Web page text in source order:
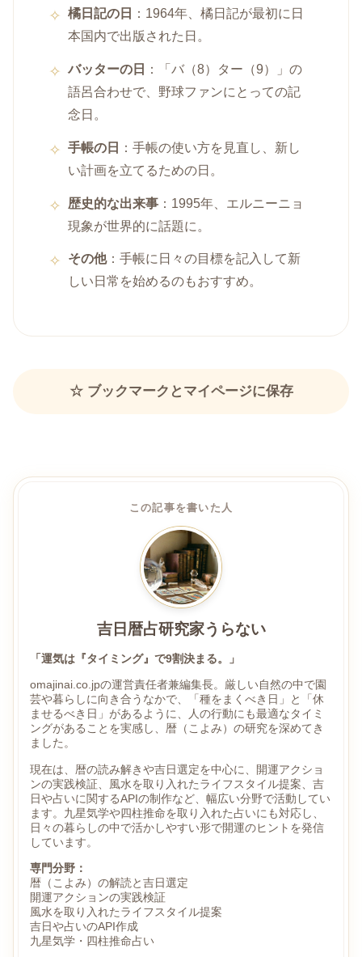
橘日記の日
：1964年、橘日記が最初に日
本国内で出版された日。
バッターの日
：「バ（8）ター（9）」の
語呂合わせで、野球ファンにとっての記
念日。
手帳の日
：手帳の使い方を見直し、新し
い計画を立てるための日。
歴史的な出来事 ：1995年、エルニーニョ
現象が世界的に話題に。
その他：手帳に日々の目標を記入して新
しい日常を始めるのもおすすめ。
☆ ブックマークとマイページに保存
この記事を書いた人
吉日暦占研究家うらない
「運気は『タイミング』で9割決まる。」
omajinai.co.jpの運営責任者兼編集長。厳しい自然の中で園
芸や暮らしに向き合うなかで、「種をまくべき日」と「休
ませるべき日」があるように、人の行動にも最適なタイミ
ングがあることを実感し、暦（こよみ）の研究を深めてき
ました。
現在は、暦の読み解きや吉日選定を中心に、開運アクショ
ンの実践検証、風水を取り入れたライフスタイル提案、吉
日や占いに関するAPIの制作など、幅広い分野で活動してい
ます。九星気学や四柱推命を取り入れた占いにも対応し、
日々の暮らしの中で活かしやすい形で開運のヒントを発信
しています。
専門分野：
暦（こよみ）の解読と吉日選定
開運アクションの実践検証
風水を取り入れたライフスタイル提案
吉日や占いのAPI作成
九星気学・四柱推命占い